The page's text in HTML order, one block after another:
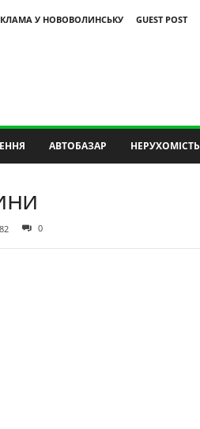
У НОВОВОЛИНСЬКУ
GUEST POST
АВТОБАЗАР НЕРУХОМІСТЬ
0